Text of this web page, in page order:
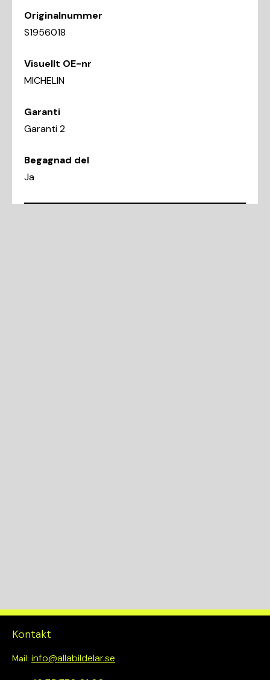
Originalnummer
S1956018
Visuellt OE-nr
MICHELIN
Garanti
Garanti 2
Begagnad del
Ja
Kontakt
Mail: info@allabildelar.se